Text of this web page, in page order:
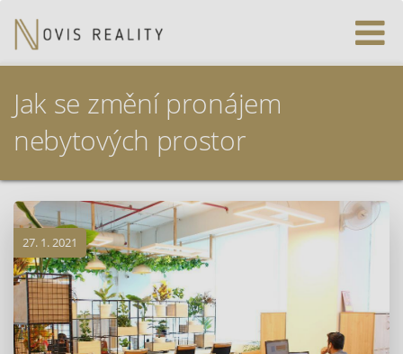
Jak se změní pronájem
nebytových prostor
27. 1. 2021